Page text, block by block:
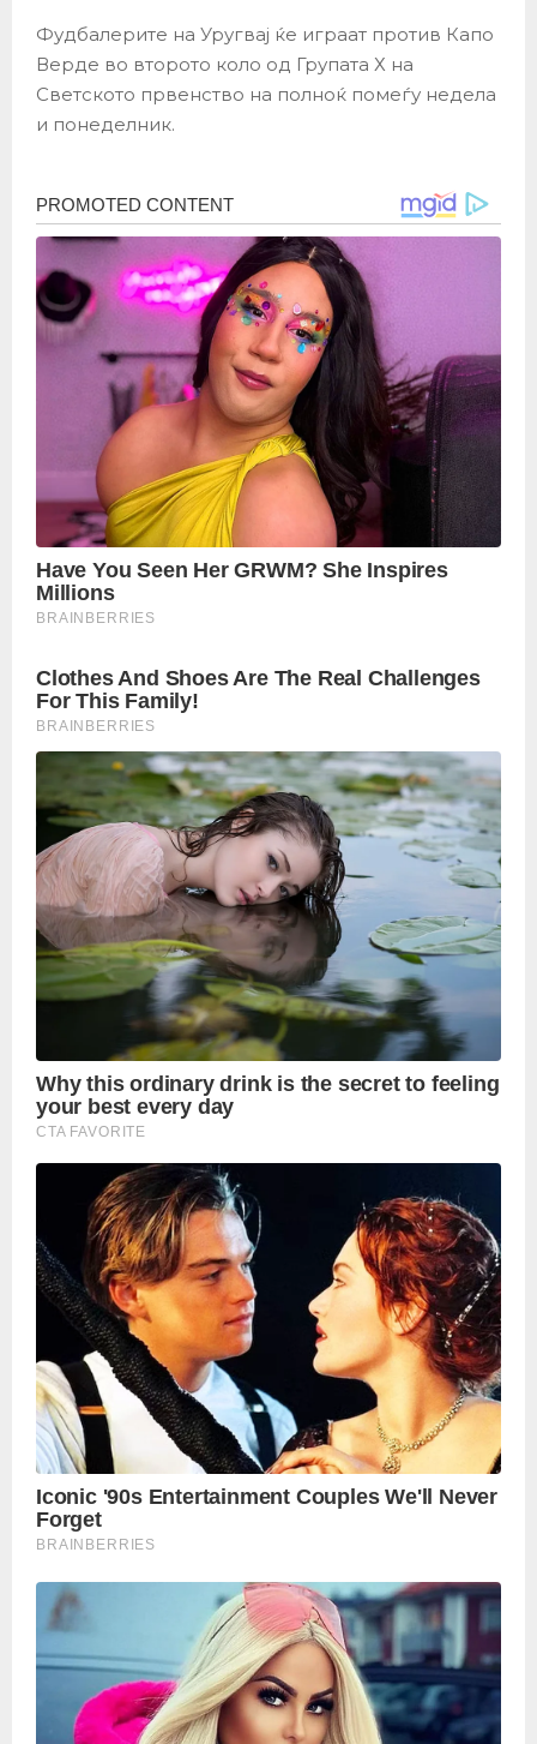
Фудбалерите на Уругвај ќе играат против Капо
Верде во второто коло од Групата Х на
Светското првенство на полноќ помеѓу недела
и понеделник.